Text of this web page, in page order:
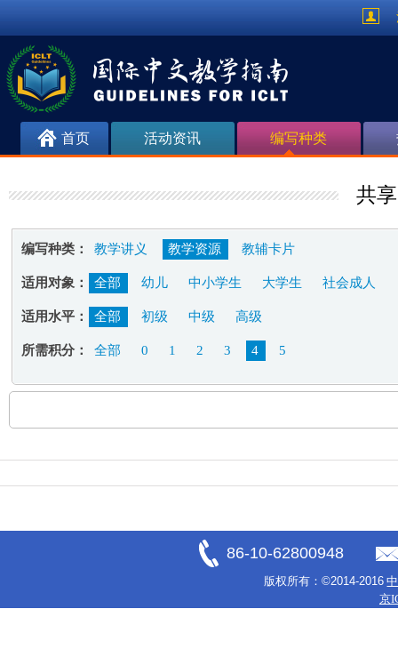
首页 活动资讯 编写种类
共
编写种类： 教学讲义 教学资源 教辅卡片
适用对象： 全部 幼儿 中小学生 大学生 社会成人
适用水平： 全部 初级 中级 高级
所需积分： 全部 0 1 2 3 4 5
86-10-62800948
版权所有：©2014-2016
京